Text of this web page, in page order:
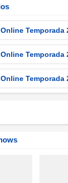
Temporada
Temporada
Temporada